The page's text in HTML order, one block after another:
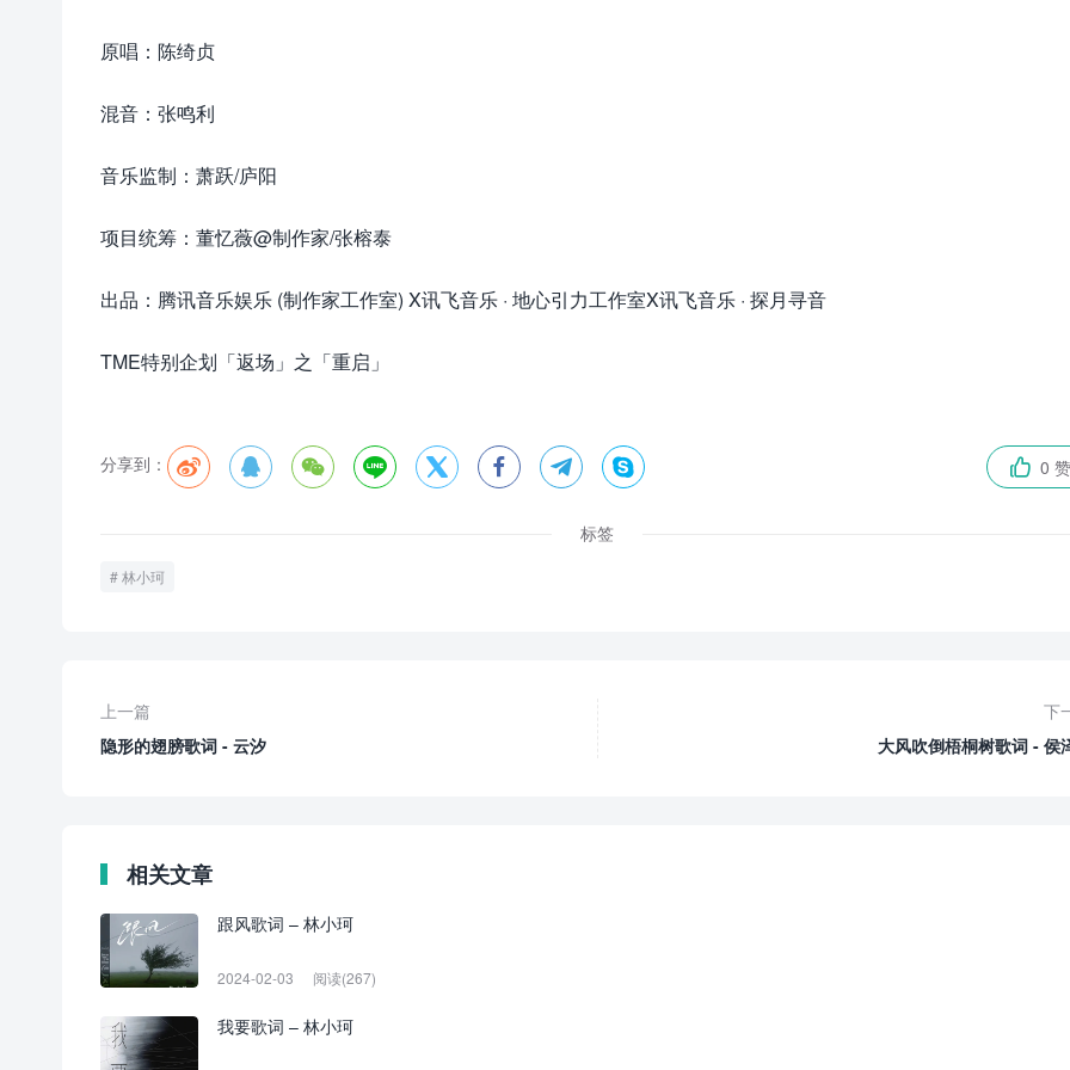
原唱：陈绮贞
混音：张鸣利
音乐监制：萧跃/庐阳
项目统筹：董忆薇@制作家/张榕泰
出品：腾讯音乐娱乐 (制作家工作室) X讯飞音乐 · 地心引力工作室X讯飞音乐 · 探月寻音
TME特别企划「返场」之「重启」
分享到：          0 赞
标签
林小珂
上一篇
隐形的翅膀歌词 - 云汐
下
大风吹倒梧桐树歌词 - 侯
相关文章
跟风歌词 – 林小珂
2024-02-03 阅读(267)
我要歌词 – 林小珂